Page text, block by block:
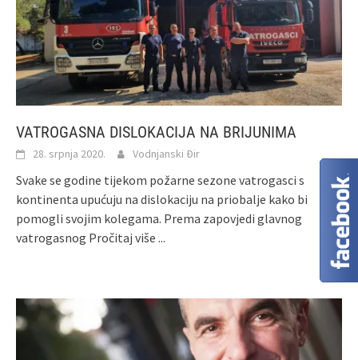
VATROGASNA DISLOKACIJA NA BRIJUNIMA
28. srpnja 2020. Vodnjanski Đir
Svake se godine tijekom požarne sezone vatrogasci s
kontinenta upućuju na dislokaciju na priobalje kako bi
pomogli svojim kolegama. Prema zapovjedi glavnog
vatrogasnog Pročitaj više ...